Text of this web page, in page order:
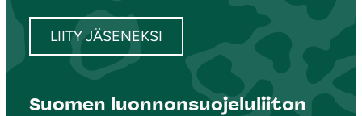
LIITY JÄSENEKSI
Suomen luonnonsuojeluliiton